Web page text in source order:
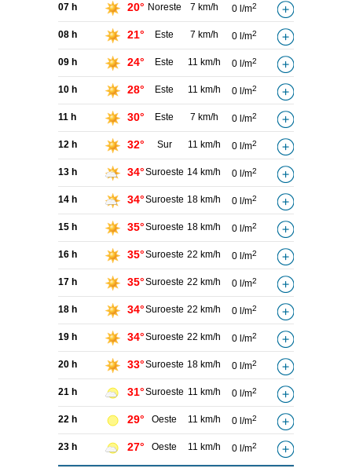
07 h 20° Noreste 7 km/h 0 l/m2
08 h 21° Este 7 km/h 0 l/m2
09 h 24° Este 11 km/h 0 l/m2
10 h 28° Este 11 km/h 0 l/m2
11 h 30° Este 7 km/h 0 l/m2
12 h 32° Sur 11 km/h 0 l/m2
13 h 34°Suroeste 14 km/h 0 l/m2
14 h 34°Suroeste 18 km/h 0 l/m2
15 h 35°Suroeste 18 km/h 0 l/m2
16 h 35°Suroeste 22 km/h 0 l/m2
17 h 35°Suroeste 22 km/h 0 l/m2
18 h 34°Suroeste 22 km/h 0 l/m2
19 h 34°Suroeste 22 km/h 0 l/m2
20 h 33°Suroeste 18 km/h 0 l/m2
21 h 31°Suroeste 11 km/h 0 l/m2
22 h 29° Oeste 11 km/h 0 l/m2
23 h 27° Oeste 11 km/h 0 l/m2